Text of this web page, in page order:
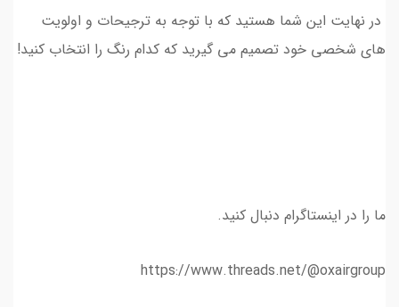
در نهایت این شما هستید که با توجه به ترجیحات و اولویت
های شخصی خود تصمیم می گیرید که کدام رنگ را انتخاب کنید!
ما را در اینستاگرام دنبال کنید.
https://www.threads.net/@oxairgroup